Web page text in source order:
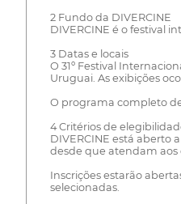
2 Fundo da DIVERCINE
DIVERCINE é o festival
3 Datas e locais
O 31º Festival
Uruguai. As exibições
O programa completo
4 Critérios de
DIVERCINE está aberto
desde que atendam aos
Inscrições estarão
selecionadas.